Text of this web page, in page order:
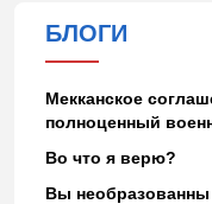
БЛОГИ
Мекканское
полноценный
Во что я верю?
Вы необразованны